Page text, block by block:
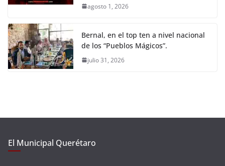
agosto 1, 2026
Bernal, en el top ten a nivel nacional
de los “Pueblos Mágicos”.
julio 31, 2026
El Municipal Querétaro